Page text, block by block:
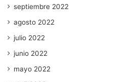
septiembre 2022
agosto 2022
julio 2022
junio 2022
mayo 2022